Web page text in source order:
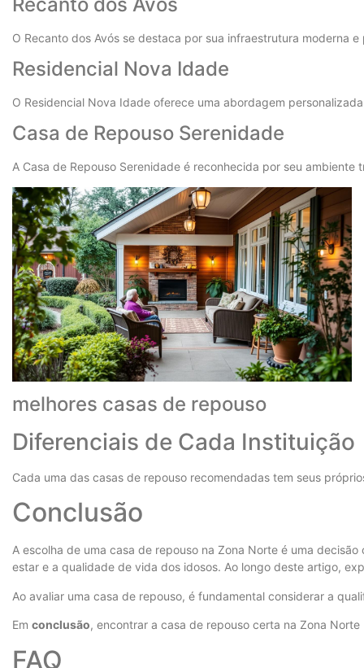
O Recanto dos Avós se destaca por sua infraestrutura moderna
Residencial Nova Idade
O Residencial Nova Idade oferece uma abordagem
Casa de Repouso Serenidade
A Casa de Repouso Serenidade é reconhecida por seu
melhores casas de repouso
Diferenciais de Cada Instituição
Cada uma das casas de repouso recomendadas tem seus
Conclusão
A escolha de uma casa de repouso na Zona Norte é uma
estar e a qualidade de vida dos idosos. Ao longo deste artigo,
Ao avaliar uma casa de repouso, é fundamental considerar a
Em conclusão, encontrar a casa de repouso certa na Zona
FAQ